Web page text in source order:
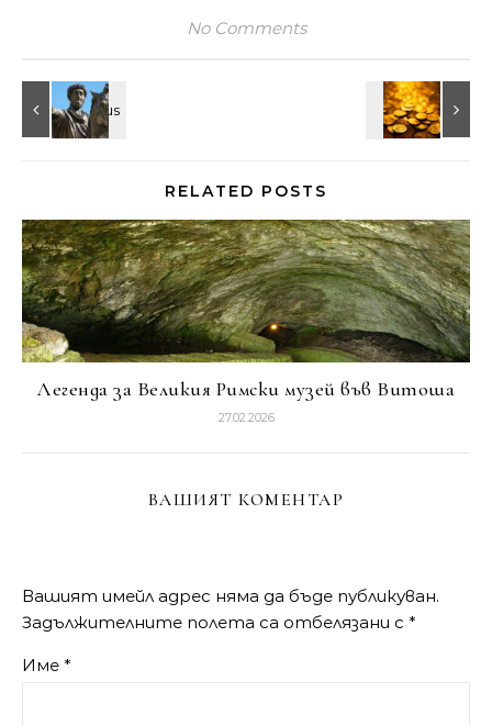
No Comments
RELATED POSTS
Легенда за Великия Римски музей във Витоша
27.02.2026
ВАШИЯТ КОМЕНТАР
Вашият имейл адрес няма да бъде публикуван.
Задължителните полета са отбелязани с *
Име *